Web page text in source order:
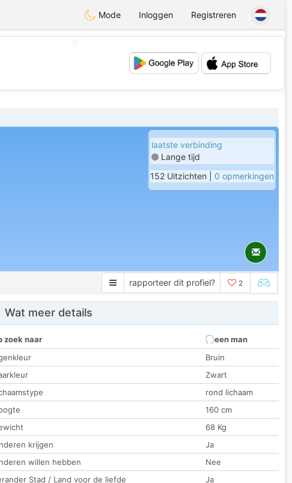
Mode Inloggen Registreren
💕
laatste verbinding
Lange tijd
152 Uitzichten | 0 opmerkingen
rapporteer dit profiel? 2
Wat meer details
zoek naar
een man
Bruin
Zwart
rond lichaam
160 cm
68 Kg
krijgen
Ja
willen hebben
Nee
Stad / Land voor de liefde
Ja